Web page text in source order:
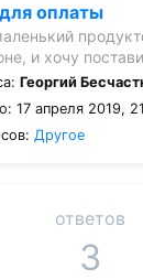
оплаты
и хочу
Георгий
17 апреля 2019,
Другое
ответов
3